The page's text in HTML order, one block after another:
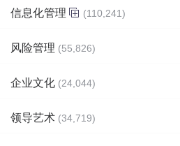
信息化管理 (110,241)
风险管理 (55,826)
企业文化 (24,044)
领导艺术 (34,719)